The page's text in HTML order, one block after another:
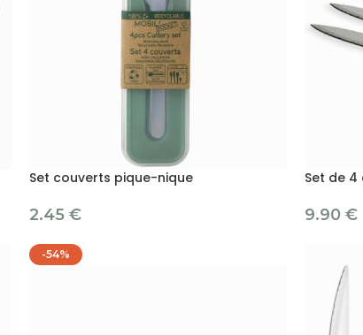
Set couverts pique-nique
2.45 €
Set de
9.90 €
-54%